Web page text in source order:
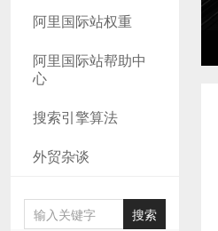
阿里国际站权重
阿里国际站帮助中
心
搜索引擎算法
外贸杂谈